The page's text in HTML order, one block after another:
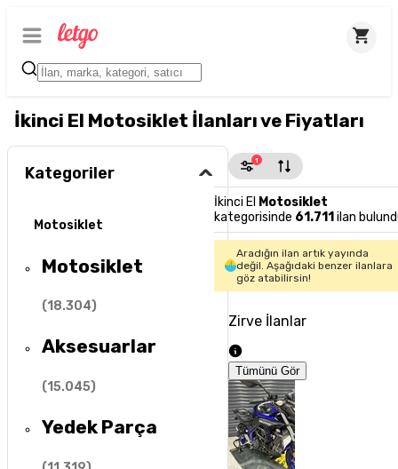
İkinci El Motosiklet İlanları ve Fiyatları
Kategoriler
Motosiklet
Motosiklet
(18.304)
Aksesuarlar
(15.045)
Yedek Parça
1
İkinci El Motosiklet
kategorisinde 61.711 ilan
Aradığın ilan artık yayında
değil. Aşağıdaki benzer ilanlara
göz atabilirsin!
Zirve İlanlar
Tümünü Gör